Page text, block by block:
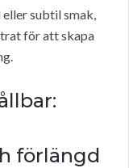
subtil smak,
för att skapa
förlängd